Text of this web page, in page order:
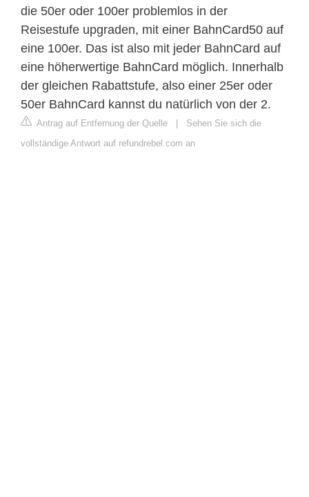
die 50er oder 100er problemlos in der
Reisestufe upgraden, mit einer BahnCard50 auf
eine 100er. Das ist also mit jeder BahnCard auf
eine höherwertige BahnCard möglich. Innerhalb
der gleichen Rabattstufe, also einer 25er oder
50er BahnCard kannst du natürlich von der 2.
Antrag auf Entfernung der Quelle | Sehen Sie sich die
vollständige Antwort auf refundrebel.com an